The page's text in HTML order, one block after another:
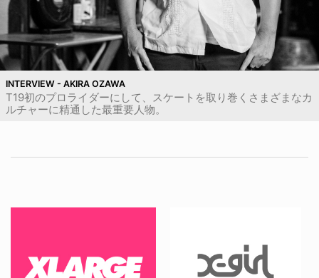
INTERVIEW - AKIRA OZAWA
T19初のプロライダーにして、スケートを取り巻くさまざまなカ
ルチャーに精通した最重要人物。